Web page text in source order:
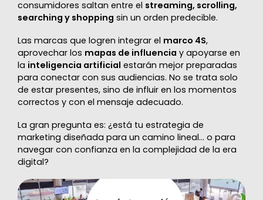
consumidores saltan entre el streaming, scrolling,
searching y shopping sin un orden predecible.
Las marcas que logren integrar el marco 4S,
aprovechar los mapas de influencia y apoyarse en
la inteligencia artificial estarán mejor preparadas
para conectar con sus audiencias. No se trata solo
de estar presentes, sino de influir en los momentos
correctos y con el mensaje adecuado.
La gran pregunta es: ¿está tu estrategia de
marketing diseñada para un camino lineal… o para
navegar con confianza en la complejidad de la era
digital?